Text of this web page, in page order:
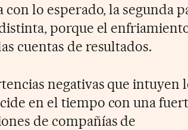
lo esperado, la segunda
porque el
cuentas de resultados.
negativas que intuyen
en el tiempo con una
de compañías de